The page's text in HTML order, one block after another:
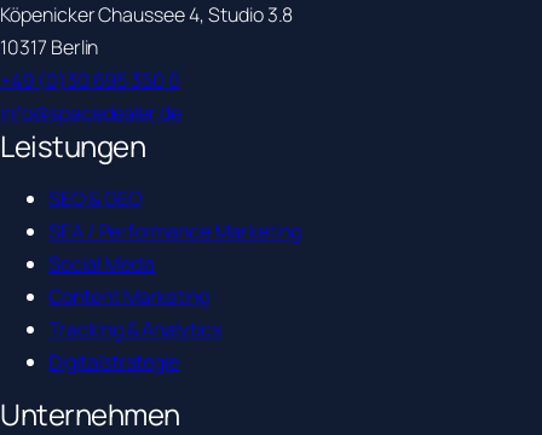
Köpenicker Chaussee 4, Studio 3.8
10317 Berlin
+49 (0)30 695 350 0
info@spacedealer.de
Leistungen
SEO & GEO
SEA / Performance Marketing
Social Media
Content Marketing
Tracking & Analytics
Digitalstrategie
Unternehmen